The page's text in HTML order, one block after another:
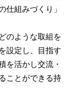
仕組みづくり」
のような取組を
設定し、目指す
を活かし交流・
ことができる持